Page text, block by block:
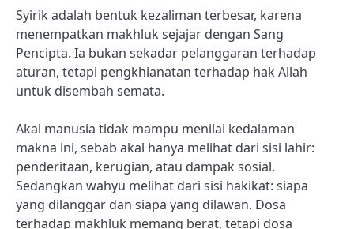
Syirik adalah bentuk kezaliman terbesar, karena
menempatkan makhluk sejajar dengan Sang
Pencipta. Ia bukan sekadar pelanggaran terhadap
aturan, tetapi pengkhianatan terhadap hak Allah
untuk disembah semata.
Akal manusia tidak mampu menilai kedalaman
makna ini, sebab akal hanya melihat dari sisi lahir:
penderitaan, kerugian, atau dampak sosial.
Sedangkan wahyu melihat dari sisi hakikat: siapa
yang dilanggar dan siapa yang dilawan. Dosa
terhadap makhluk memang berat, tetapi dosa